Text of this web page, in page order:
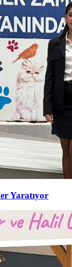
Yaratıyor